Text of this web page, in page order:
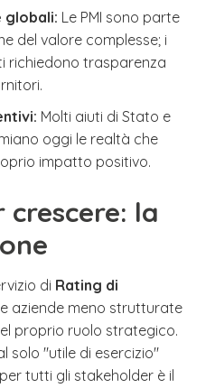
globali: Le PMI sono parte
del valore complesse; i
richiedono trasparenza
Molti aiuti di Stato e
oggi le realtà che
impatto positivo.
crescere: la
di Rating di
aziende meno strutturate
proprio ruolo strategico.
solo "utile di esercizio"
tutti gli stakeholder è il